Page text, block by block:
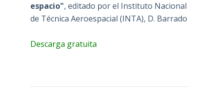
espacio", editado por el Instituto Nacional
de Técnica Aeroespacial (INTA), D. Barrado
Descarga gratuita